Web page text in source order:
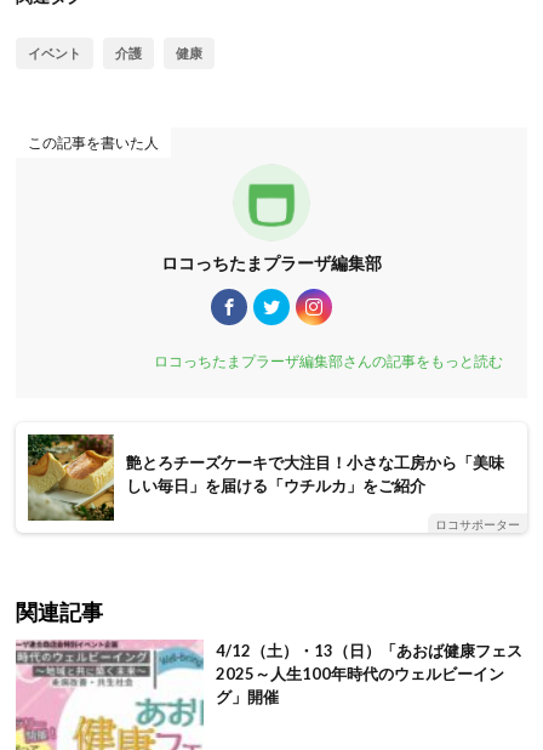
イベント 介護 健康
この記事を書いた人
ロコっちたまプラーザ編集部
ロコっちたまプラーザ編集部さんの記事をもっと読む
艶とろチーズケーキで大注目！小さな工房から「美味
しい毎日」を届ける「ウチルカ」をご紹介
ロコサポーター
関連記事
4/12（土）・13（日）「あおば健康フェス
2025～人生100年時代のウェルビーイン
グ」開催